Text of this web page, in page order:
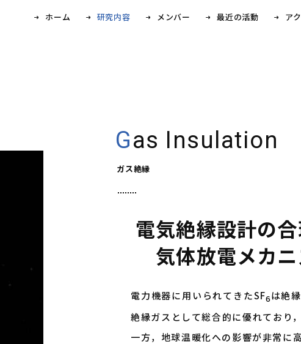
ホーム 研究内容 メンバー 最近の活動 ア
Gas Insulation
ガス絶縁
電気絶縁設計の
気体放電メカ
電力機器に用いられてきたSF6は絶
絶縁ガスとして総合的に優れており
一方，地球温暖化への影響が非常に